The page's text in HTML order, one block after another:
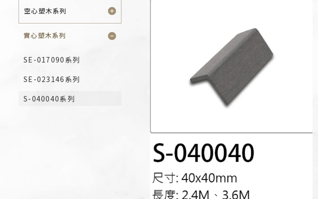
空心塑木系列
實心塑木系列
SE-017090系列
SE-023146系列
S-040040系列